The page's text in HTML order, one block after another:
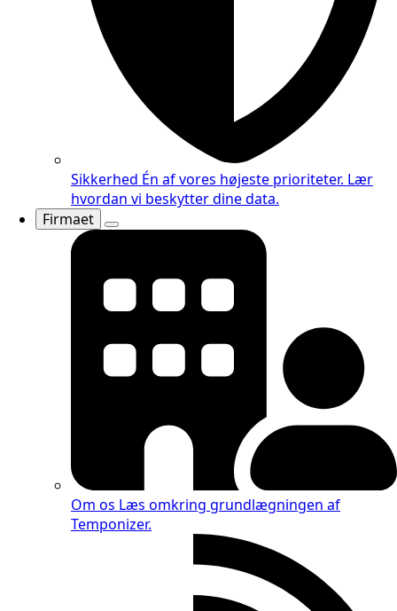
Sikkerhed Én af vores højeste prioriteter. Lær
hvordan vi beskytter dine data.
Firmaet
Om os Læs omkring grundlægningen af
Temponizer.